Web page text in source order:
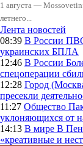
1 августа —
летнего...
Лента новостей
08:39 В России ПВО
украинских БПЛА
12:46 В России
спецоперации
12:28 Город
пресекли
11:27 Общество
уклоняющихся от
14:13 В мире В
«креативные и